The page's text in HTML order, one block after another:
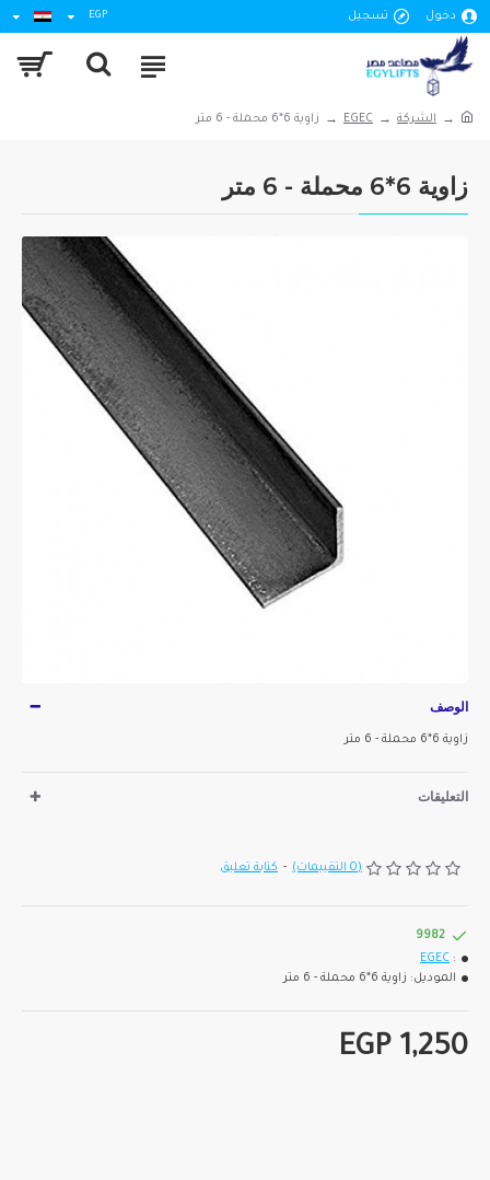
دخول تسجيل EGP
الشركة EGEC زاوية 6*6 محملة - 6 متر
زاوية 6*6 محملة - 6 متر
الوصف
زاوية 6*6 محملة - 6 متر
التعليقات
(0 التقييمات) - كتابة تعليق
EGP 1,250
9982
:
EGEC
الموديل: زاوية 6*6 محملة - 6 متر